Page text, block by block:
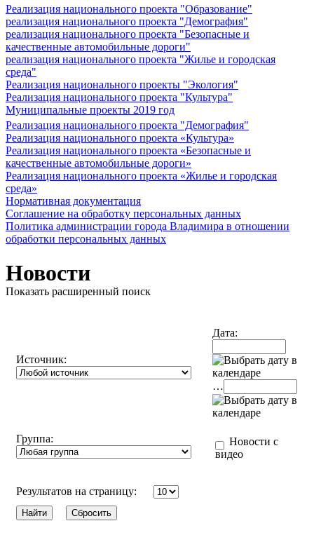
Реализация национального проекта "Образование"
реализация национального проекта "Демография"
реализация национального проекта "Безопасные и
качественные автомобильные дороги"
реализация национального проекта "Жилье и городская
среда"
Реализация национального проекты "Экология"
Реализация национального проекта "Культура"
Муниципальные проекты 2019 год
Реализация национального проекта "Демография"
Реализация национального проекта «Культура»
Реализация национального проекта «Безопасные и
качественные автомобильные дороги»
Реализация национального проекта «Жилье и городская
среда»
Нормативная документация
Соглашение на обработку персональных данных
Политика администрации города Владимира в отношении
обработки персональных данных
Новости
Показать расширенный поиск
Источник:
Дата:
…
Группа:
Новости с
видео
Результатов на страницу: